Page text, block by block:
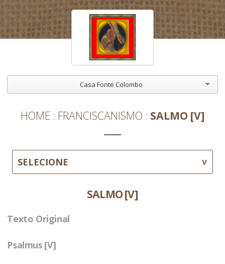
Casa Fonte Colombo
HOME FRANCISCANISMO SALMO [V]
SELECIONE
SALMO [V]
Texto Original
Psalmus [V]